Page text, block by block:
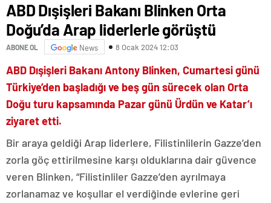
ABD Dışişleri Bakanı Blinken Orta
Doğu’da Arap liderlerle görüştü
ABONE OL News 8 Ocak 2024 12:03
ABD Dışişleri Bakanı Antony Blinken, Cumartesi günü
Türkiye’den başladığı ve beş gün sürecek olan Orta
Doğu turu kapsamında Pazar günü Ürdün ve Katar’ı
ziyaret etti.
Bir araya geldiği Arap liderlere, Filistinlilerin Gazze’den
zorla göç ettirilmesine karşı olduklarına dair güvence
veren Blinken, “Filistinliler Gazze’den ayrılmaya
zorlanamaz ve koşullar el verdiğinde evlerine geri